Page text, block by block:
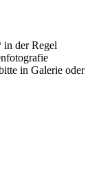
der Regel
in Galerie oder